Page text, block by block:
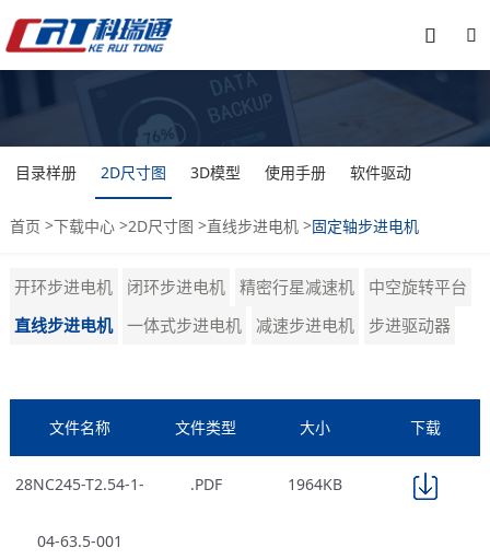


目录样册 2D尺寸图 3D模型 使用手册 软件驱动
首页 >下载中心>2D尺寸图 >直线步进电机>固定轴步进电机
开环步进电机 闭环步进电机 精密行星减速机
中空旋转平台
直线步进电机
一体式步进电机 减速步进电机 步进驱动器
文件名称 文件类型 大小 下载
28NC245-T2.54-1-
04-63.5-001
.PDF 1964KB